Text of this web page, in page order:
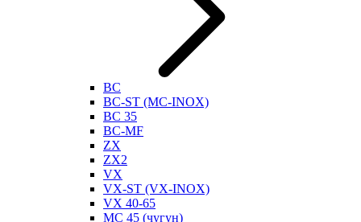
BC
BC-ST (MC-INOX)
BC 35
BC-MF
ZX
ZX2
VX
VX-ST (VX-INOX)
VX 40-65
MC 45 (чугун)